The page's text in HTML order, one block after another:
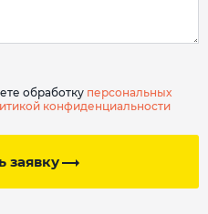
заявку
обработку персональных
конфиденциальности